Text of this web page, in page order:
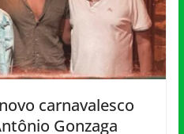
carnavalesco
Gonzaga